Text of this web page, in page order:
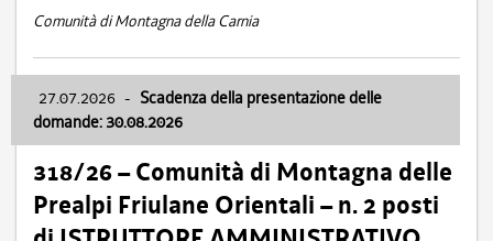
Comunità di Montagna della Carnia
27.07.2026 - Scadenza della presentazione delle
domande: 30.08.2026
318/26 – Comunità di Montagna delle
Prealpi Friulane Orientali – n. 2 posti